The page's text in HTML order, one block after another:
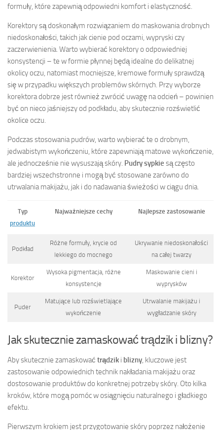
formuły, które zapewnią odpowiedni komfort i elastyczność.
Korektory są doskonałym rozwiązaniem do maskowania drobnych
niedoskonałości, takich jak cienie pod oczami, wypryski czy
zaczerwienienia. Warto wybierać korektory o odpowiedniej
konsystencji – te w formie płynnej będą idealne do delikatnej
okolicy oczu, natomiast mocniejsze, kremowe formuły sprawdzą
się w przypadku większych problemów skórnych. Przy wyborze
korektora dobrze jest również zwrócić uwagę na odcień – powinien
być on nieco jaśniejszy od podkładu, aby skutecznie rozświetlić
okolice oczu.
Podczas stosowania pudrów, warto wybierać te o drobnym,
jedwabistym wykończeniu, które zapewniają matowe wykończenie,
ale jednocześnie nie wysuszają skóry. Pudry sypkie są często
bardziej wszechstronne i mogą być stosowane zarówno do
utrwalania makijażu, jak i do nadawania świeżości w ciągu dnia.
Typ
produktu
Najważniejsze cechy Najlepsze zastosowanie
Podkład
Różne formuły, krycie od
lekkiego do mocnego
Ukrywanie niedoskonałości
na całej twarzy
Korektor
Wysoka pigmentacja, różne
konsystencje
Maskowanie cieni i
wyprysków
Puder
Matujące lub rozświetlające
wykończenie
Utrwalanie makijażu i
wygładzanie skóry
Jak skutecznie zamaskować trądzik i blizny?
Aby skutecznie zamaskować trądzik i blizny, kluczowe jest
zastosowanie odpowiednich technik nakładania makijażu oraz
dostosowanie produktów do konkretnej potrzeby skóry. Oto kilka
kroków, które mogą pomóc w osiągnięciu naturalnego i gładkiego
efektu.
Pierwszym krokiem jest przygotowanie skóry poprzez nałożenie